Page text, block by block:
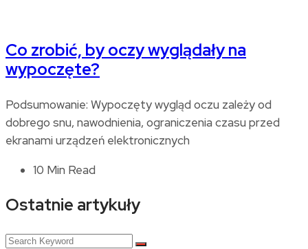
Co zrobić, by oczy wyglądały na
wypoczęte?
Podsumowanie: Wypoczęty wygląd oczu zależy od
dobrego snu, nawodnienia, ograniczenia czasu przed
ekranami urządzeń elektronicznych
10 Min Read
Ostatnie artykuły